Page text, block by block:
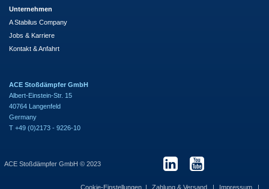
Unternehmen
A Stabilus Company
Jobs & Karriere
Kontakt & Anfahrt
ACE Stoßdämpfer GmbH
Albert-Einstein-Str. 15
40764 Langenfeld
Germany
T +49 (0)2173 - 9226-10
ACE Stoßdämpfer GmbH © 2023
Cookie-Einstellungen Zahlung & Versand Impressum